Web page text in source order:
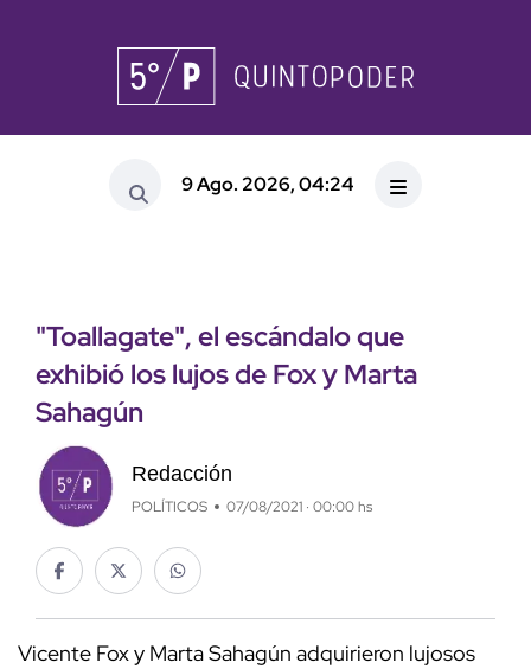
9 Ago. 2026, 04:24
"Toallagate", el escándalo que
exhibió los lujos de Fox y Marta
Sahagún
Redacción
POLÍTICOS 07/08/2021 · 00:00 hs
Vicente Fox y Marta Sahagún adquirieron lujosos